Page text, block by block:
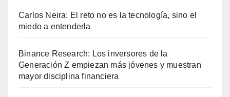
Carlos Neira: El reto no es la tecnología, sino el
miedo a entenderla
Binance Research: Los inversores de la
Generación Z empiezan más jóvenes y muestran
mayor disciplina financiera